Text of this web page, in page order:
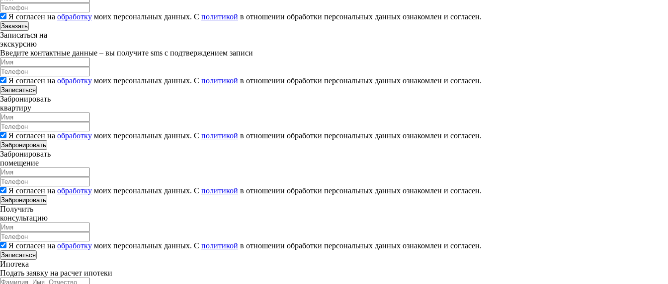
Я согласен на обработку моих персональных данных. С политикой в отношении обработки персональных данных ознакомлен и согласен.
Заказать
Записаться на
экскурсию
Введите контактные данные – вы получите sms с подтверждением записи
Я согласен на обработку моих персональных данных. С политикой в отношении обработки персональных данных ознакомлен и согласен.
Записаться
Забронировать
квартиру
Я согласен на обработку моих персональных данных. С политикой в отношении обработки персональных данных ознакомлен и согласен.
Забронировать
Забронировать
помещение
Я согласен на обработку моих персональных данных. С политикой в отношении обработки персональных данных ознакомлен и согласен.
Забронировать
Получить
консультацию
Я согласен на обработку моих персональных данных. С политикой в отношении обработки персональных данных ознакомлен и согласен.
Записаться
Ипотека
Подать заявку на расчет ипотеки